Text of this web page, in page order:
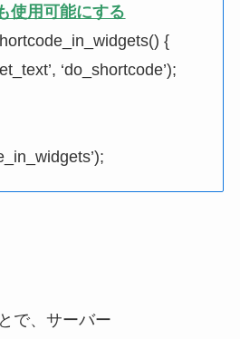
使用可能にする
() {
, ‘do_shortcode’);
);
で、サーバー